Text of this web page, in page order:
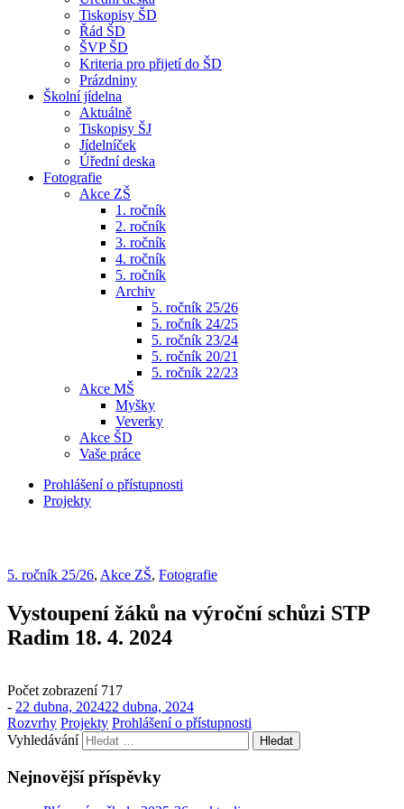
Tiskopisy ŠD
Řád ŠD
ŠVP ŠD
Kriteria pro přijetí do ŠD
Prázdniny
Školní jídelna
Aktuálně
Tiskopisy ŠJ
Jídelníček
Úřední deska
Fotografie
Akce ZŠ
1. ročník
2. ročník
3. ročník
4. ročník
5. ročník
Archiv
5. ročník 25/26
5. ročník 24/25
5. ročník 23/24
5. ročník 20/21
5. ročník 22/23
Akce MŠ
Myšky
Veverky
Akce ŠD
Vaše práce
Prohlášení o přístupnosti
Projekty
5. ročník 25/26, Akce ZŠ, Fotografie
Vystoupení žáků na výroční schůzi STP
Radim 18. 4. 2024
Počet zobrazení 717
- 22 dubna, 202422 dubna, 2024
Rozvrhy Projekty Prohlášení o přístupnosti
Vyhledávání
Nejnovější příspěvky